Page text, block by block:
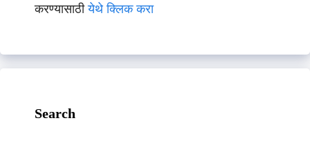
करण्यासाठीयेथे क्लिक करा
Search